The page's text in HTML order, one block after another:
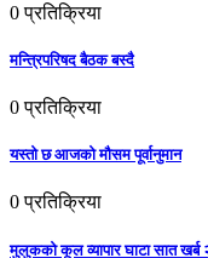
0 प्रतिक्रिया
मन्त्रिपरिषद बैठक बस्दै
0 प्रतिक्रिया
यस्तो छ आजको मौसम पूर्वानुमान
0 प्रतिक्रिया
मुलुकको कूल व्यापार घाटा सात खर्ब